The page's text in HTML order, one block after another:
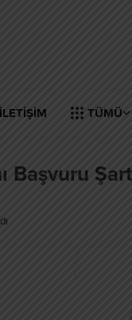
İLETİŞİM TÜMÜ
Başvuru